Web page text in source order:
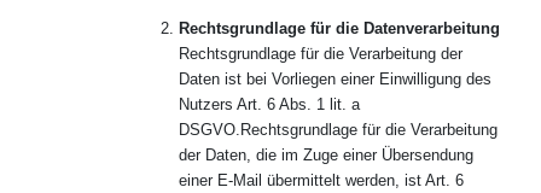
Rechtsgrundlage für die Datenverarbeitung
Rechtsgrundlage für die Verarbeitung der
Daten ist bei Vorliegen einer Einwilligung des
Nutzers Art. 6 Abs. 1 lit. a
DSGVO.Rechtsgrundlage für die Verarbeitung
der Daten, die im Zuge einer Übersendung
einer E-Mail übermittelt werden, ist Art. 6